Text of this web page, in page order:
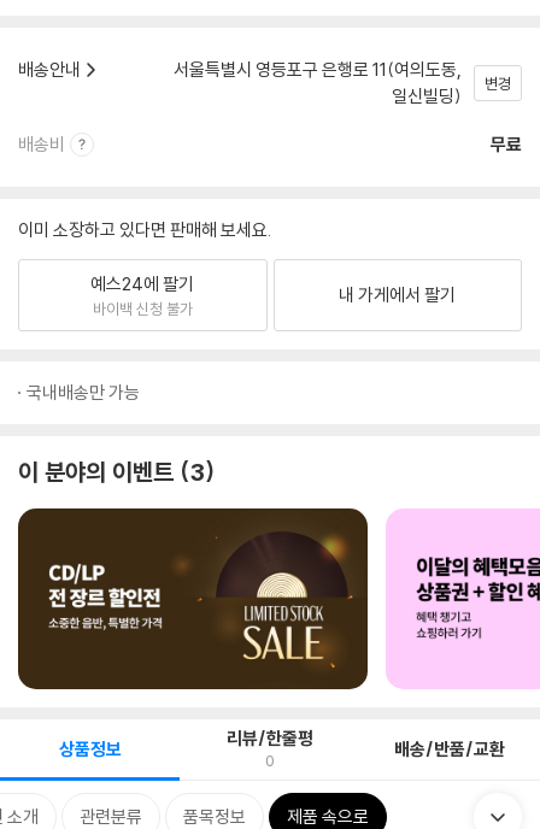
배송안내
서울특별시 영등포구 은행로 11(여의도동,
일신빌딩)
변경
배송비 무료
이미 소장하고 있다면 판매해 보세요.
예스24에 팔기
바이백 신청 불가
내 가게에서 팔기
국내배송만 가능
이 분야의 이벤트 3
상품정보 리뷰/한줄평
0 배송/반품/교환
소개 관련분류 품목정보 제품 속으로